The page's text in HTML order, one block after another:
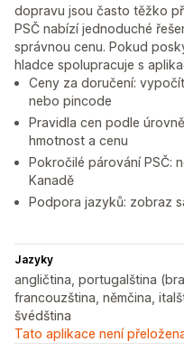
dopravu jsou často těžko
PSČ nabízí jednoduché
správnou cenu. Pokud
hladce spolupracuje s
Ceny za doručení:
nebo pincode
Pravidla cen podle
hmotnost a cenu
Pokročilé párování PSČ:
Kanadě
Podpora jazyků: zobraz
Jazyky
angličtina, portugalština
francouzština, němčina,
švédština
Tato aplikace není